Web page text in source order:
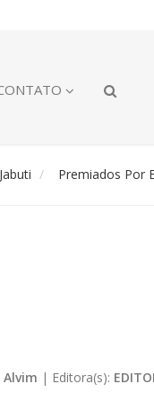
Premiados Por
Alvim | Editora(s):